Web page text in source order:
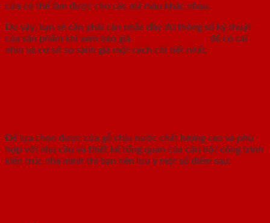
cửa có thể làm được cho các mã màu khác nhau.
Do vậy, bạn sẽ cần phải cân nhắc đầy đủ thông số kỹ thuật
của sản phẩm khi xem báo giá
để có cái
nhìn và cơ sở so sánh giá một cách chi tiết nhất.
Để lựa chọn được cửa gỗ chịu nước chất lượng cao và phù
hợp với nhu cầu và thiết kế tổng quan của căn hộ/ công trình
kiến trúc nhà mình thì bạn nên lưu ý một số điểm sau: